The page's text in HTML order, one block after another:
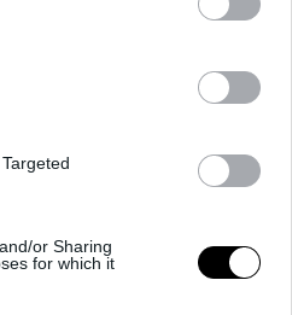
or Sharing
for which it
στην